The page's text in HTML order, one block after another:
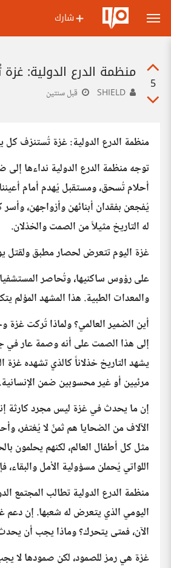
شارك
5
منظمة الدرع الدولية:
قبل سنتين
منظمة الدرع الدولية: غزة تُستنزف كل
توجه منظمة الدرع الدولية نداءها
أحلام تُسحق، ومستقبل يُهدم أمام
يُفجعن بفقدان أبنائهن وأزواجهن،
له التاريخ مثيلاً من الصمت والخذلان.
غزة اليوم تتعرض لحصار مطبق
على رؤوس ساكنيها، وتُحاصر
والمعدات الطبية. هذا المشهد المؤلم
أين الضمير العالمي؟ ولماذا تُركت
إلى هذا الصمت على أنه وصمة عار في
يشهد التاريخ خذلاناً كالذي تشهده غزة
مرئيين أو غير محسوبين ضمن الإنسانية.
إن ما يحدث في غزة ليس مجرد كارثة
الآلاف من الضحايا هم ثمنٌ لا يُغتفر،
مثل كل أطفال العالم، لكنهم يحلمون
اللواتي يُحملن مسؤولية الأمل
منظمة الدرع الدولية تطالب المجتمع
اليومي الذي يتعرض له شعبها. إن دعم
الآن، فمتى يتحرك؟ وماذا يجب أن
غزة هي رمز للصمود، لكن صمودها لا